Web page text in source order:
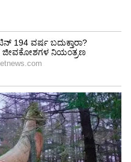
ರಾಯರ ದರ್ಶನ
ಜೊತೆ ರಾಯರ ದರ್ಶನ
ನಟಿ ಅರ್ಪಿತಾ ಗೌಡ ಅವರು